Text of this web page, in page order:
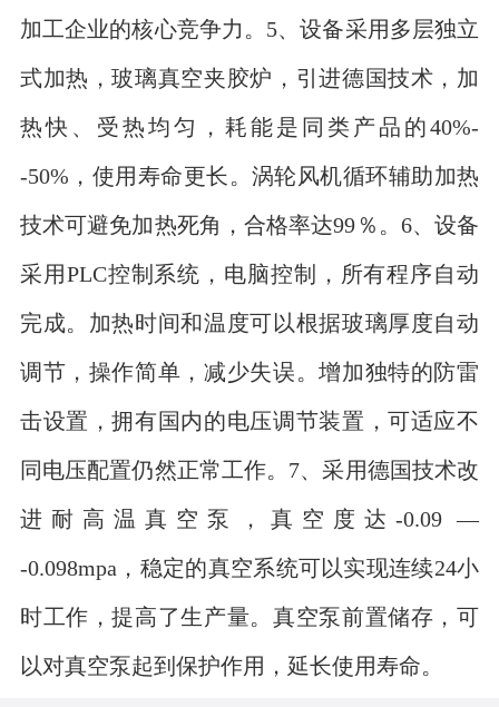
加工企业的核心竞争力。5、设备采用多层独立
式加热，玻璃真空夹胶炉，引进德国技术，加
热快、受热均匀，耗能是同类产品的40%-
-50%，使用寿命更长。涡轮风机循环辅助加热
技术可避免加热死角，合格率达99％。6、设备
采用PLC控制系统，电脑控制，所有程序自动
完成。加热时间和温度可以根据玻璃厚度自动
调节，操作简单，减少失误。增加独特的防雷
击设置，拥有国内的电压调节装置，可适应不
同电压配置仍然正常工作。7、采用德国技术改
进耐高温真空泵，真空度达-0.09 —
-0.098mpa，稳定的真空系统可以实现连续24小
时工作，提高了生产量。真空泵前置储存，可
以对真空泵起到保护作用，延长使用寿命。